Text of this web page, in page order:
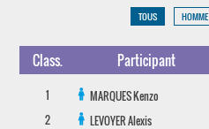
TOUS HOMME
Class. Participant
1 MARQUESKenzo
2
LEVOYERAlexis